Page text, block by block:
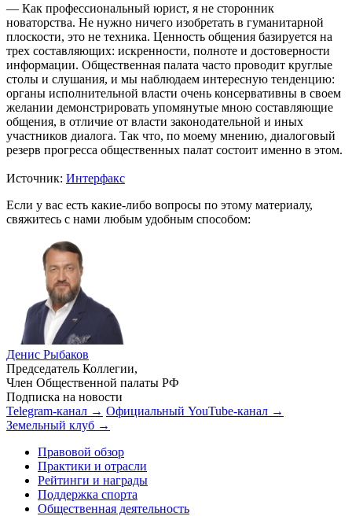
— Как профессиональный юрист, я не сторонник
новаторства. Не нужно ничего изобретать в гуманитарной
плоскости, это не техника. Ценность общения базируется на
трех составляющих: искренности, полноте и достоверности
информации. Общественная палата часто проводит круглые
столы и слушания, и мы наблюдаем интересную тенденцию:
органы исполнительной власти очень консервативны в своем
желании демонстрировать упомянутые мною составляющие
общения, в отличие от власти законодательной и иных
участников диалога. Так что, по моему мнению, диалоговый
резерв прогресса общественных палат состоит именно в этом.
Источник: Интерфакс
Если у вас есть какие-либо вопросы по этому материалу,
свяжитесь с нами любым удобным способом:
Денис Рыбаков
Председатель Коллегии,
Член Общественной палаты РФ
Подписка на новости
Telegram-канал → Официальный YouTube-канал →
Земельный клуб →
Правовой обзор
Практики и отрасли
Рейтинги и награды
Поддержка спорта
Общественная деятельность